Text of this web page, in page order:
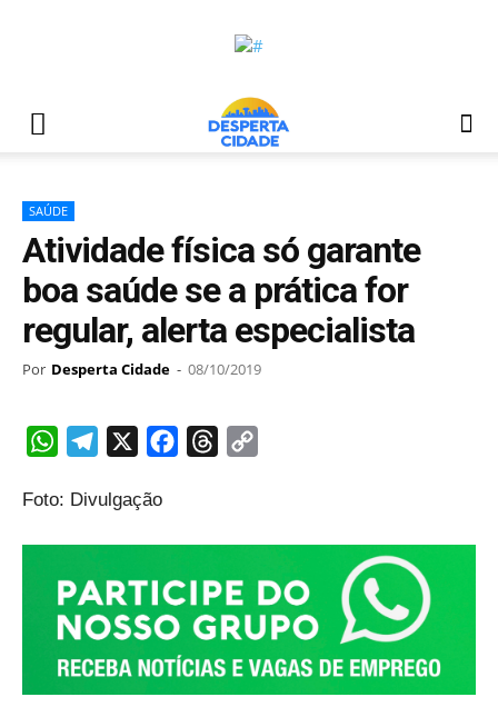
SAÚDE
Atividade física só garante
boa saúde se a prática for
regular, alerta especialista
Por Desperta Cidade - 08/10/2019
WhatsAppTelegram FacebookThreads
Foto: Divulgação